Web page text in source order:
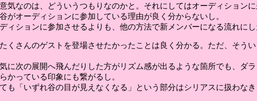
気なのは、どういうつもりなのかと。それにしてはオーディション
がオーディションに参加している理由が良く分からないし。
ィションに参加させるよりも、他の方法で新メンバーになる流れに
くさんのゲストを登場させたかったことは良く分かる。ただ、そう
に次の展開へ飛んだりした方がリズム感が出るような箇所でも、ダラ
かっている印象にも繋がるし。
も「いずれ谷の目が見えなくなる」という部分はシリアスに扱わな